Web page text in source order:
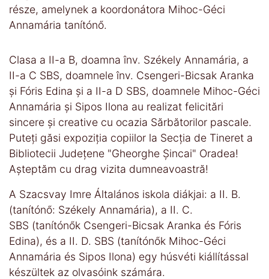
része, amelynek a koordonátora Mihoc-Géci
Annamária tanítónő.
Clasa a II-a B, doamna înv. Székely Annamária, a
II-a C SBS, doamnele înv. Csengeri-Bicsak Aranka
și Fóris Edina și a II-a D SBS, doamnele Mihoc-Géci
Annamária și Sipos Ilona au realizat felicitări
sincere și creative cu ocazia Sărbătorilor pascale.
Puteți găsi expoziția copiilor la Secția de Tineret a
Bibliotecii Județene "Gheorghe Șincai" Oradea!
Așteptăm cu drag vizita dumneavoastră!
A Szacsvay Imre Általános iskola diákjai: a II. B.
(tanítónő: Székely Annamária), a II. C.
SBS (tanítónők Csengeri-Bicsak Aranka és Fóris
Edina), és a II. D. SBS (tanítónők Mihoc-Géci
Annamária és Sipos Ilona) egy húsvéti kiállítással
készültek az olvasóink számára.